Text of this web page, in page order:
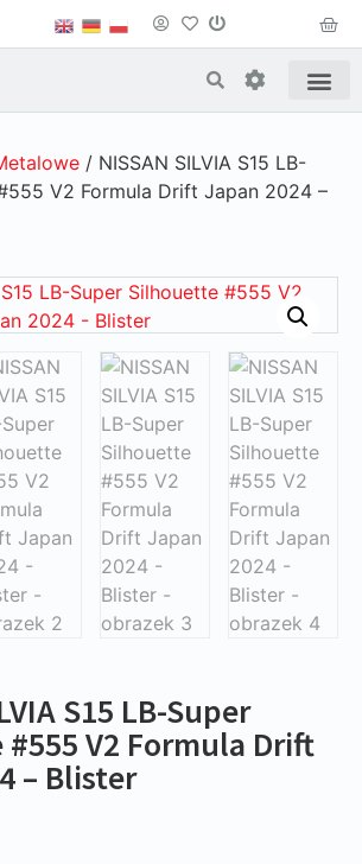
/ NISSAN SILVIA S15 LB-
V2 Formula Drift Japan 2024 –
S15 LB-Super
V2 Formula Drift
– Blister